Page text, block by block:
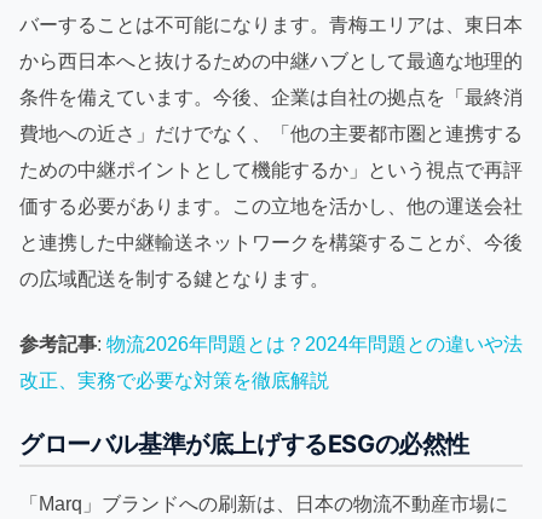
バーすることは不可能になります。青梅エリアは、東日本
から西日本へと抜けるための中継ハブとして最適な地理的
条件を備えています。今後、企業は自社の拠点を「最終消
費地への近さ」だけでなく、「他の主要都市圏と連携する
ための中継ポイントとして機能するか」という視点で再評
価する必要があります。この立地を活かし、他の運送会社
と連携した中継輸送ネットワークを構築することが、今後
の広域配送を制する鍵となります。
参考記事: 物流2026年問題とは？2024年問題との違いや法
改正、実務で必要な対策を徹底解説
グローバル基準が底上げするESGの必然性
「Marq」ブランドへの刷新は、日本の物流不動産市場に